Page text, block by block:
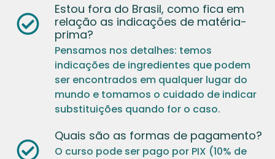
Estou fora do Brasil, como fica em
relação as indicações de matéria-
prima?
Pensamos nos detalhes: temos
indicações de ingredientes que podem
ser encontrados em qualquer lugar do
mundo e tomamos o cuidado de indicar
substituições quando for o caso.
Quais são as formas de pagamento?
O curso pode ser pago por PIX (10% de